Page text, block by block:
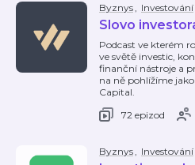
Byznys, Investování
Slovo
Podcast ve kterém
ve světě investic,
finanční nástroje a
na ně pohlížíme
Capital.
72 epizod
Byznys, Investování